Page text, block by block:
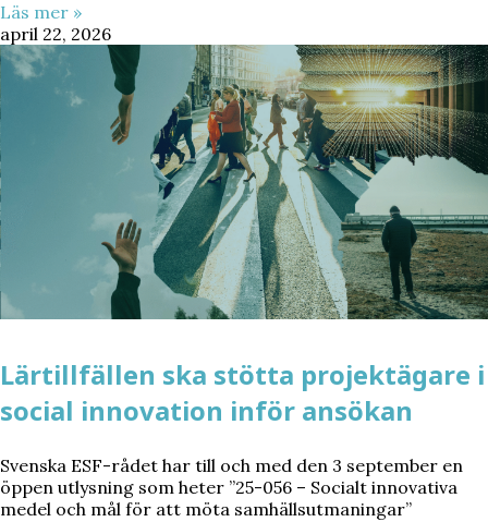
Läs mer »
april 22, 2026
Lärtillfällen ska stötta projektägare i
social innovation inför ansökan
Svenska ESF-rådet har till och med den 3 september en
öppen utlysning som heter ”25-056 – Socialt innovativa
medel och mål för att möta samhällsutmaningar”